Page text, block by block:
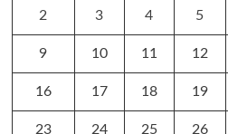
2 3 4 5
9 10 11 12
16 17 18 19
23 24 25 26